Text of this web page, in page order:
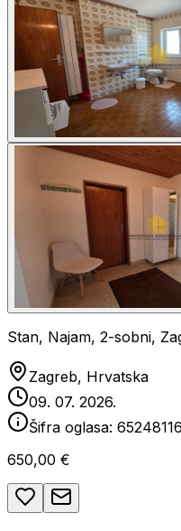
Stan, Najam, 2-sobni,
Zagreb, Hrvatska
09. 07. 2026.
Šifra oglasa:
650,00 €